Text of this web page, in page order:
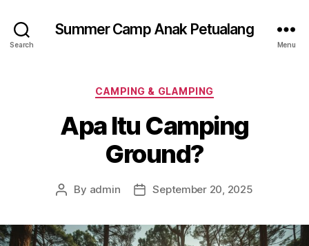
Search
Summer Camp Anak Petualang
Menu
Categories
CAMPING & GLAMPING
Apa Itu Camping
Ground?
Post
By admin
PostSeptember 20, 2025